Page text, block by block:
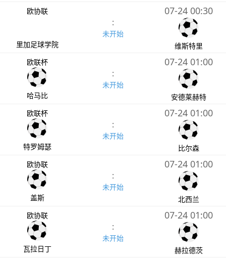
欧协联
里加足球学院
:
未开始
07-24 00:30
维斯特里
欧联杯
哈马比
:
未开始
07-24 01:00
安德莱赫特
欧联杯
特罗姆瑟
:
未开始
07-24 01:00
比尔森
欧协联
盖斯
:
未开始
07-24 01:00
北西兰
欧协联
瓦拉日丁
:
未开始
07-24 01:00
赫拉德茨